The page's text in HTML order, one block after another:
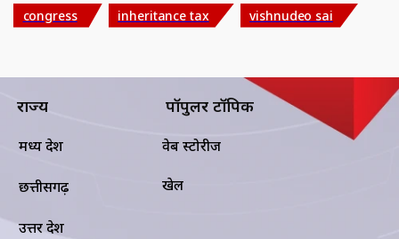
congress inheritance tax vishnudeo sai
राज्य
मध्य प्रदेश
छत्तीसगढ़
उत्तर प्रदेश
पॉपुलर टॉपिक
वेब स्टोरीज
खेल